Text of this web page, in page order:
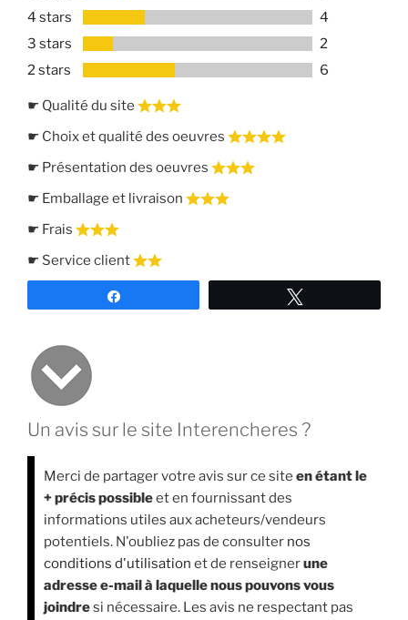
4 stars
4
3 stars
2
2 stars
6
☛ Qualité du site
☛ Choix et qualité des oeuvres
☛ Présentation des oeuvres
☛ Emballage et livraison
☛ Frais
☛ Service client
Un avis sur le site Interencheres ?
Merci de partager votre avis sur ce site en étant le
+ précis possibleet en fournissant des
informations utiles aux acheteurs/vendeurs
potentiels. N'oubliez pas de consulter nos
conditions d'utilisation et de renseignerune
adresse e-mail à laquelle nous pouvons vous
joindresi nécessaire. Les avis ne respectant pas